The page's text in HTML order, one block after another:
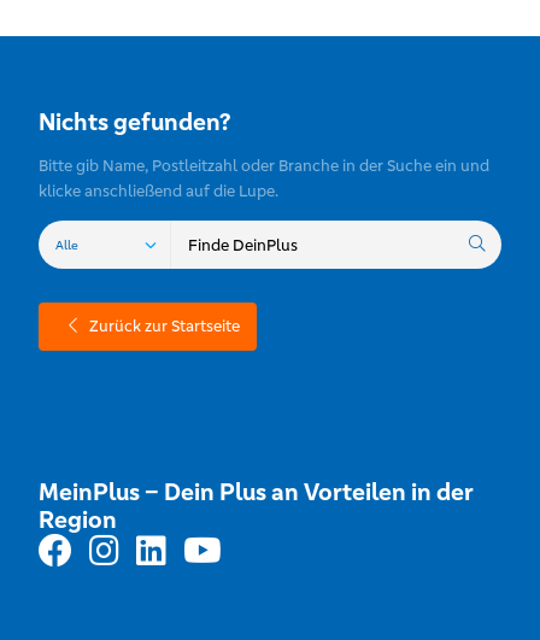
Nichts gefunden?
Bitte gib Name, Postleitzahl oder Branche in der Suche ein und
klicke anschließend auf die Lupe.
Zurück zur Startseite
MeinPlus – Dein Plus an Vorteilen in der
Region